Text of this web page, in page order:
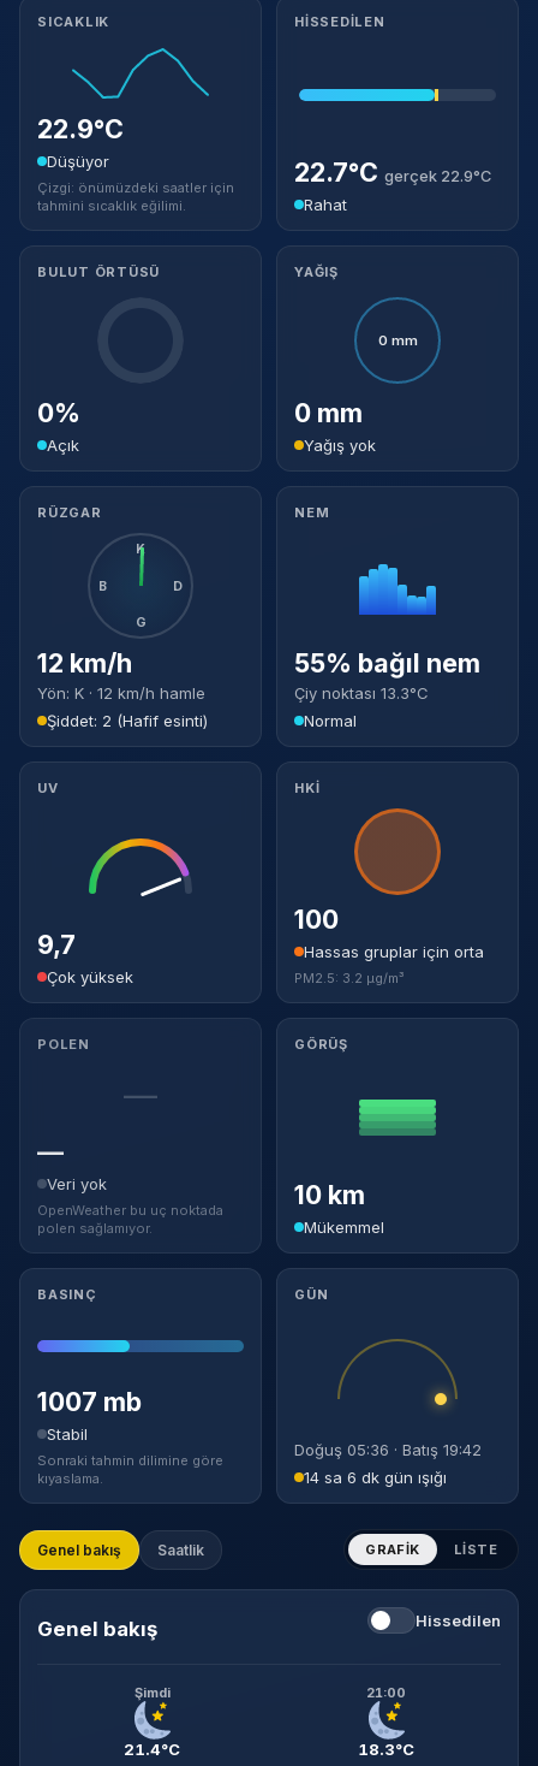
Meteorolojik ayrıntılar
SICAKLIK
22.9°C
Düşüyor
Çizgi: önümüzdeki saatler için
tahmini sıcaklık eğilimi.
HISSEDILEN
22.7°C gerçek 22.9°C
Rahat
BULUT ÖRTÜSÜ
0%
Açık
YAĞIŞ
0 mm
0 mm
Yağış yok
RÜZGAR
K
D
G
B
12 km/h
Yön: K · 12 km/h hamle
Şiddet: 2 (Hafif esinti)
NEM
55% bağıl nem
Çiy noktası 13.3°C
Normal
UV
9,7
Çok yüksek
HKİ
100
Hassas gruplar için orta
PM2.5: 3.2 µg/m³
POLEN
—
—
Veri yok
OpenWeather bu uç noktada
polen sağlamıyor.
GÖRÜŞ
10 km
Mükemmel
BASINÇ
1007 mb
Stabil
Sonraki tahmin dilimine göre
kıyaslama.
GÜN
Doğuş 05:36 · Batış 19:42
14 sa 6 dk gün ışığı
Genel bakış Saatlik GRAFIK LISTE
Genel bakış Hissedilen
Şimdi
21.4°C
21:00
18.3°C